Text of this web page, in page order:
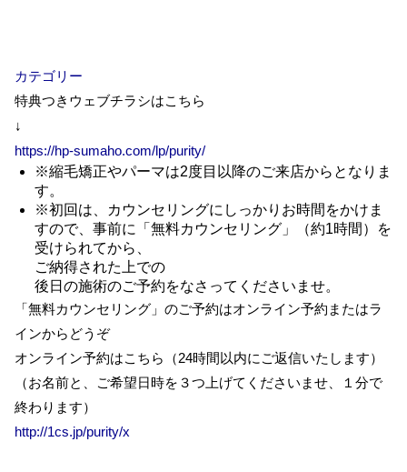
カテゴリー
特典つきウェブチラシはこちら
↓
https://hp-sumaho.com/lp/purity/
※縮毛矯正やパーマは2度目以降のご来店からとなりま
す。
※初回は、カウンセリングにしっかりお時間をかけま
すので、事前に「無料カウンセリング」（約1時間）を
受けられてから、
ご納得された上での
後日の施術のご予約をなさってくださいませ。
「無料カウンセリング」のご予約はオンライン予約またはラ
インからどうぞ
オンライン予約はこちら（24時間以内にご返信いたします）
（お名前と、ご希望日時を３つ上げてくださいませ、１分で
終わります）
http://1cs.jp/purity/x